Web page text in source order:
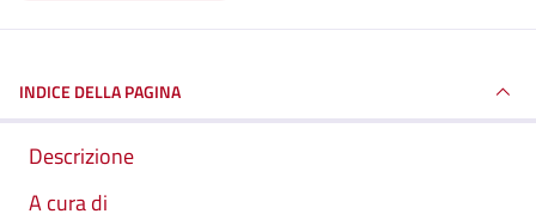
INDICE DELLA PAGINA
Descrizione
A cura di